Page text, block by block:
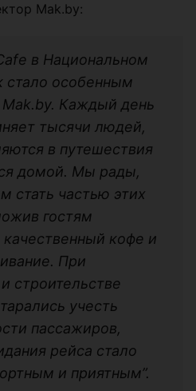
Mak.by:
в Национальном
стало особенным
Mak.by. Каждый день
тысячи людей,
в путешествия
домой. Мы рады,
стать частью этих
гостям
кофе и
При
строительстве
учесть
пассажиров,
рейса стало
и приятным”.